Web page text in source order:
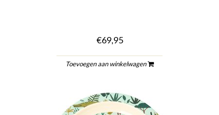
€69,95
Toevoegen aan winkelwagen